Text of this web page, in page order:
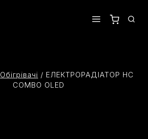
Oбігрівачі / ЕЛЕКТРОРАДІАТОР HC
COMBO OLED